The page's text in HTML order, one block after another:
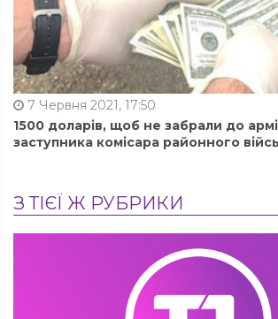
7 Червня 2021, 17:50
1500 доларів, щоб не забрали до
заступника комісара районного
З ТІЄЇ Ж РУБРИКИ